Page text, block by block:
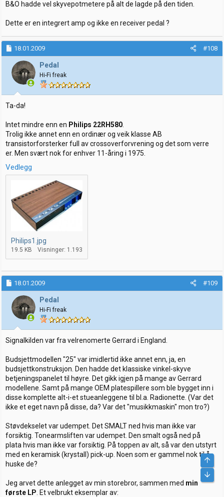
B&O hadde vel skyvepotmetere på alt de lagde på den tiden.
Dette er en integrert amp og ikke en receiver pedal ?
18.01.2009 #108
Pedal
Hi-Fi freak
Ta-da!
Intet mindre enn en Philips 22RH580
Trolig ikke annet enn en ordinær og veik klasse AB
transistorforsterker full av crossoverforvrening og det som verre
er. Men svært nok for enhver 11-åring i 1975.
Vedlegg
Philips1.jpg
19.5 KB Visninger: 1.193
18.01.2009 #109
Pedal
Hi-Fi freak
Signalkilden var fra velrenomerte Gerrard i England.
Budsjettmodellen "25" var imidlertid ikke annet enn, ja, en
budsjettkonstruksjon. Den hadde det klassiske vinkel-skyve
betjeningspanelet til høyre. Det gikk igjen på mange av Gerrard
modellene. Samt på mange OEM platespillere som ble bygget inn i
disse komplette alt-i-et stueanleggene til bl.a. Radionette. (Var det
ikke et eget navn på disse, da? Var det "musikkmaskin" mon tro?)
Støvdekselet var udempet. Det SMALT ned hvis man ikke var
forsiktig. Tonearmsliften var udempet. Den smalt også ned på
plata hvis man ikke var forsiktig. På toppen av alt, så var den utstyrt
med en keramisk (krystall) pick-up. Noen som er gammel nok til å
huske de?
Jeg arvet dette anlegget av min storebror, sammen med min
første LP . Et velbrukt eksemplar av:
Topp
Bunn